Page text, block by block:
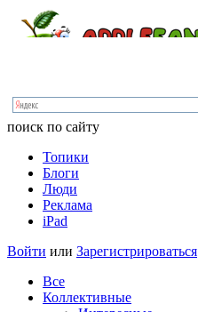
поиск по сайту
Топики
Блоги
Люди
Реклама
iPad
Войти или Зарегистрироваться
Все
Коллективные